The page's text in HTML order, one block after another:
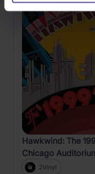
Hawkwind: The
Chicago
RSD2019
2Vinyl